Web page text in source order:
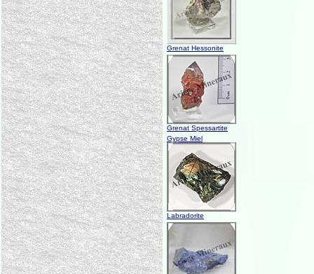
Grenat Hessonite
Grenat Spessartite
Gypse Miel
Labradorite